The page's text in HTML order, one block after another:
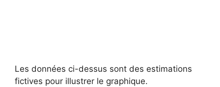
Les données ci-dessus sont des estimations
fictives pour illustrer le graphique.